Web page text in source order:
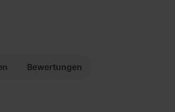
Bewertungen